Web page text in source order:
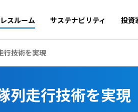
スルーム サステナビリティ 投資
行技術を実現
列走行技術を実現